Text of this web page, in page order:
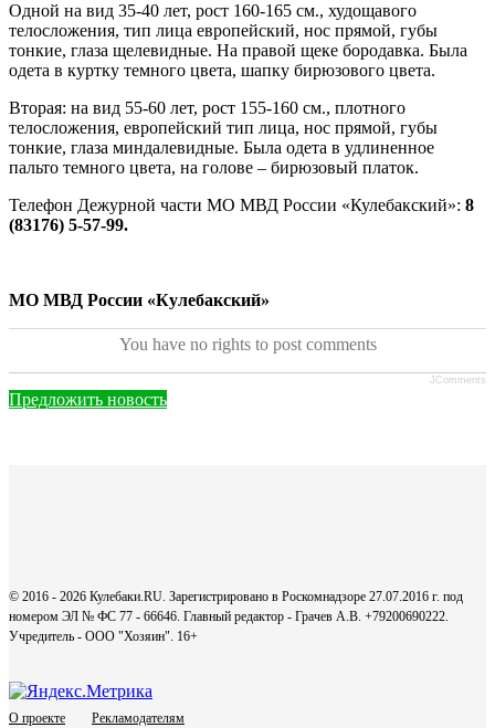
Одной на вид 35-40 лет, рост 160-165 см., худощавого
телосложения, тип лица европейский, нос прямой, губы
тонкие, глаза щелевидные. На правой щеке бородавка. Была
одета в куртку темного цвета, шапку бирюзового цвета.
Вторая: на вид 55-60 лет, рост 155-160 см., плотного
телосложения, европейский тип лица, нос прямой, губы
тонкие, глаза миндалевидные. Была одета в удлиненное
пальто темного цвета, на голове – бирюзовый платок.
Телефон Дежурной части МО МВД России «Кулебакский»: 8
(83176) 5-57-99.
МО МВД России «Кулебакский»
You have no rights to post comments
JComments
Предложить новость
© 2016 - 2026 Кулебаки.RU. Зарегистрировано в Роскомнадзоре 27.07.2016 г. под
номером ЭЛ № ФС 77 - 66646. Главный редактор - Грачев А.В. +79200690222.
Учредитель - ООО "Хозяин". 16+
О проекте Рекламодателям